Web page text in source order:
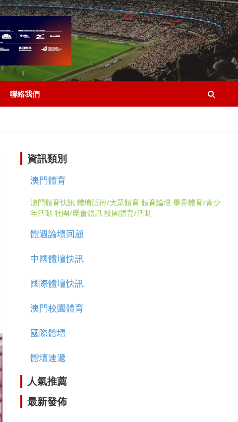
聯絡我們
資訊類別
澳門體育
澳門體育快訊 體壇脈搏/大眾體育 體育論壇 學界體育/青少
年活動 社團/屬會體訊 校園體育/活動
體週論壇回顧
中國體壇快訊
國際體壇快訊
澳門校園體育
國際體壇
體壇速遞
人氣推薦
最新發佈